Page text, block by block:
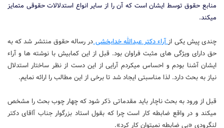
منابع حقوق توسط ایشان است که آن را از سایر انواع استدلالات حقوقی متمایز
می‏کند.
چندی پیش یکی ازآراء دکتر عبدالله خدابخشیدر رساله حقوق منتشر شد که به
حق دارای ویژگی های مثبت فراوان بود. قبل از این کمابیش با نوشته‏ ها و آراء
ایشان آشنا بودم و احساس می‏کردم آرایی از این دست از نظر ساختار استدلال
نیاز به بحث دارد. لذا مناسبتی ایجاد شد تا برخی از این مطالب را ارائه نمایم.
قبل از ورود به بحث ناچار باید مقدماتی ذکر شود که چهار چوب بحث را مشخص
می‏کند و در واقع ضابطه کار است چرا که بقول استاد بزرگوار جناب آاقای دکتر
لنگرودی «بی‏ ضابطه نمی‏توان کار کرد».